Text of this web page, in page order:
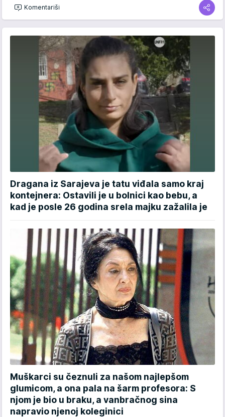
Komentariši
Dragana iz Sarajeva je tatu viđala samo kraj
kontejnera: Ostavili je u bolnici kao bebu, a
kad je posle 26 godina srela majku zažalila je
Muškarci su čeznuli za našom najlepšom
glumicom, a ona pala na šarm profesora: S
njom je bio u braku, a vanbračnog sina
napravio njenoj koleginici